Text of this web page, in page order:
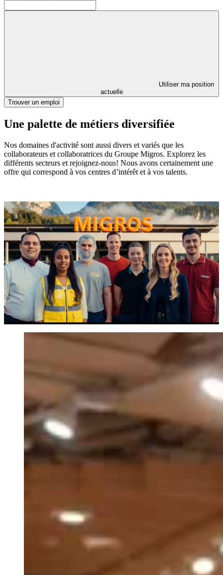
Utiliser ma position
actuelle
Trouver un emploi
Une palette de métiers diversifiée
Nos domaines d'activité sont aussi divers et variés que les
collaborateurs et collaboratrices du Groupe Migros. Explorez les
différents secteurs et rejoignez-nous! Nous avons certainement une
offre qui correspond à vos centres d’intérêt et à vos talents.